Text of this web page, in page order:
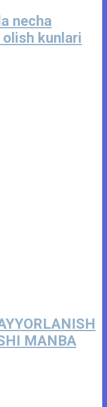
necha
olish kunlari
MANBA